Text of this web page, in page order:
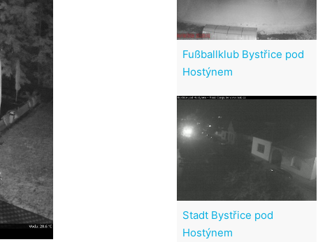
Fußballklub Bystřice pod
Hostýnem
Stadt Bystřice pod
Hostýnem